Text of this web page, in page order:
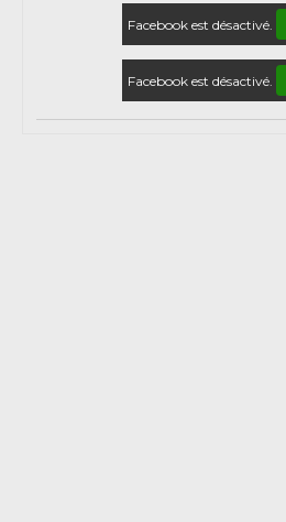
Facebook est désactivé.
Facebook est désactivé.